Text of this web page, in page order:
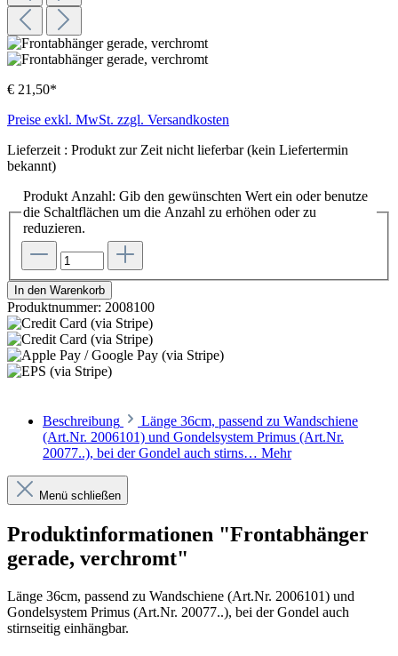
€ 21,50*
Preise exkl. MwSt. zzgl. Versandkosten
Lieferzeit : Produkt zur Zeit nicht lieferbar (kein Liefertermin
bekannt)
Produkt Anzahl: Gib den gewünschten Wert ein oder benutze
die Schaltflächen um die Anzahl zu erhöhen oder zu
reduzieren.
In den Warenkorb
Produktnummer: 2008100
Beschreibung
Länge 36cm, passend zu Wandschiene
(Art.Nr. 2006101) und Gondelsystem Primus (Art.Nr.
20077..), bei der Gondel auch stirns… Mehr
Menü schließen
Produktinformationen "Frontabhänger
gerade, verchromt"
Länge 36cm, passend zu Wandschiene (Art.Nr. 2006101) und
Gondelsystem Primus (Art.Nr. 20077..), bei der Gondel auch
stirnseitig einhängbar.